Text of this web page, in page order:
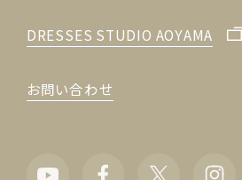
DRESSES STUDIO AOYAMA
お問い合わせ